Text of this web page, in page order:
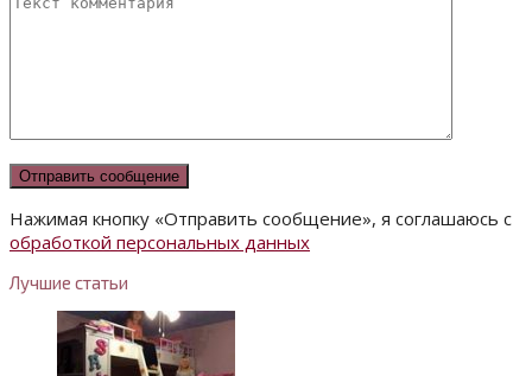
Нажимая кнопку «Отправить сообщение», я соглашаюсь с
обработкой персональных данных
Лучшие статьи